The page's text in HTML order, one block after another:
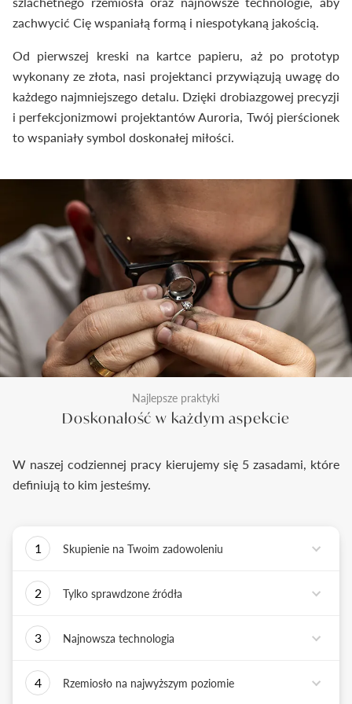
zachwycić Cię wspaniałą formą i niespotykaną jakością.
Od pierwszej kreski na kartce papieru, aż po prototyp
wykonany ze złota, nasi projektanci przywiązują uwagę do
każdego najmniejszego detalu. Dzięki drobiazgowej precyzji
i perfekcjonizmowi projektantów Auroria, Twój pierścionek
to wspaniały symbol doskonałej miłości.
Najlepsze praktyki
Doskonałość w każdym aspekcie
W naszej codziennej pracy kierujemy się 5 zasadami, które
definiują to kim jesteśmy.
1
Skupienie na Twoim zadowoleniu
zadanie - dostarczyć Ci biżuterię i doświadczenie,
2
Tylko sprawdzone źródła
sprawdzonych źródłach pochodzenia i
potwierdzone jest wieloletnią obecnością na rynku.
3
Najnowsza technologia
złotniczego z możliwościami najnowszych
4
Rzemiosło na najwyższym poziomie